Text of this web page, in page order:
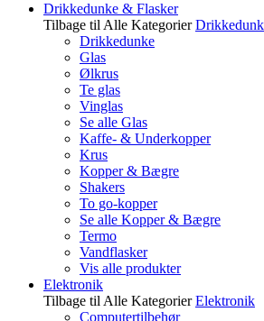
Drikkedunke & Flasker
Tilbage til Alle Kategorier
Drikkedunke
Glas
Ølkrus
Te glas
Vinglas
Se alle Glas
Kaffe- & Underkopper
Krus
Kopper & Bægre
Shakers
To go-kopper
Se alle Kopper & Bægre
Termo
Vandflasker
Vis alle produkter
Elektronik
Tilbage til Alle Kategorier Elektronik
Computertilbehør